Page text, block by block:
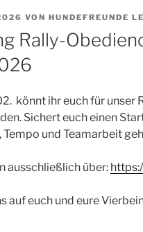
VON HUNDEFREUNDE
Rally-
könnt ihr euch für unser
Sichert euch einen
Tempo und Teamarbeit
ausschließlich über:
auf euch und eure